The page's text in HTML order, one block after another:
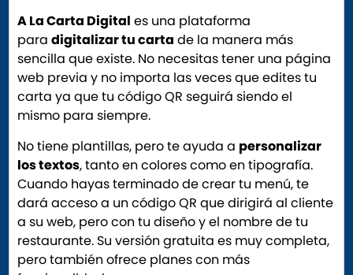
A La Carta Digital es una plataforma
paradigitalizar tu carta de la manera más
sencilla que existe. No necesitas tener una página
web previa y no importa las veces que edites tu
carta ya que tu código QR seguirá siendo el
mismo para siempre.
No tiene plantillas, pero te ayuda a personalizar
los textos, tanto en colores como en tipografía.
Cuando hayas terminado de crear tu menú, te
dará acceso a un código QR que dirigirá al cliente
a su web, pero con tu diseño y el nombre de tu
restaurante. Su versión gratuita es muy completa,
pero también ofrece planes con más